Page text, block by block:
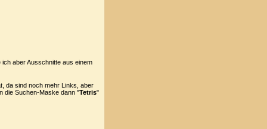
aber Ausschnitte aus einem
da sind noch mehr Links, aber
die Suchen-Maske dann "Tetris"